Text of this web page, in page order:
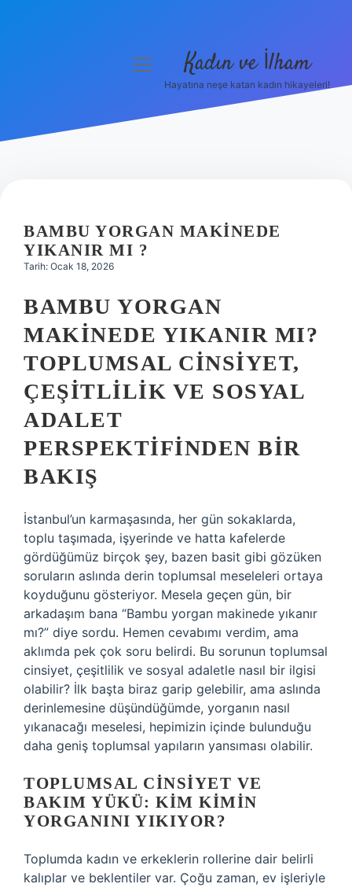
Hakkımızda
menüyü
Kadın ve İlham
Hayatına neşe katan kadın hikayeleri!
BAMBU YORGAN MAKINEDE
YIKANIR MI ?
Tarih: Ocak 18, 2026
BAMBU YORGAN
MAKINEDE YIKANIR MI?
TOPLUMSAL CINSIYET,
ÇEŞITLILIK VE SOSYAL
ADALET
PERSPEKTIFINDEN BIR
BAKIŞ
İstanbul’un karmaşasında, her gün sokaklarda,
toplu taşımada, işyerinde ve hatta kafelerde
gördüğümüz birçok şey, bazen basit gibi gözüken
soruların aslında derin toplumsal meseleleri ortaya
koyduğunu gösteriyor. Mesela geçen gün, bir
arkadaşım bana “Bambu yorgan makinede yıkanır
mı?” diye sordu. Hemen cevabımı verdim, ama
aklımda pek çok soru belirdi. Bu sorunun toplumsal
cinsiyet, çeşitlilik ve sosyal adaletle nasıl bir ilgisi
olabilir? İlk başta biraz garip gelebilir, ama aslında
derinlemesine düşündüğümde, yorganın nasıl
yıkanacağı meselesi, hepimizin içinde bulunduğu
daha geniş toplumsal yapıların yansıması olabilir.
TOPLUMSAL CINSIYET VE
BAKIM YÜKÜ: KIM KIMIN
YORGANINI YIKIYOR?
Toplumda kadın ve erkeklerin rollerine dair belirli
kalıplar ve beklentiler var. Çoğu zaman, ev işleriyle